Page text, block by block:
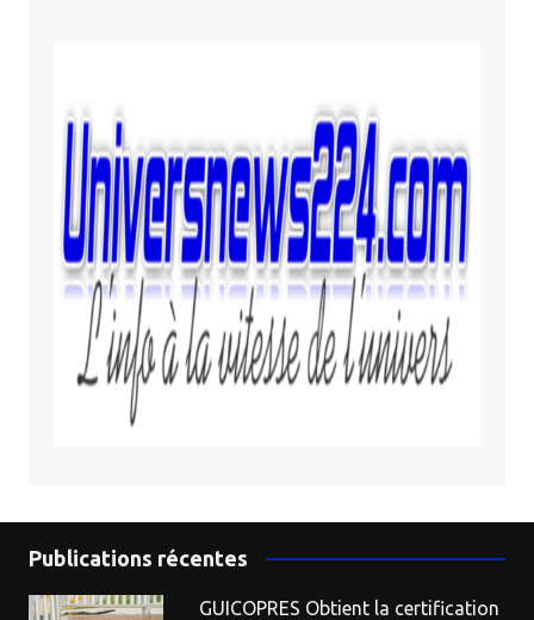
Publications récentes
GUICOPRES Obtient la certification